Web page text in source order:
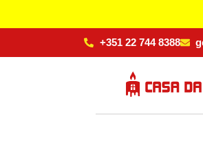
+351 22 744 8388